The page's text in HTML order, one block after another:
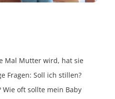
Mal Mutter wird, hat sie
Fragen: Soll ich stillen?
oft sollte mein Baby